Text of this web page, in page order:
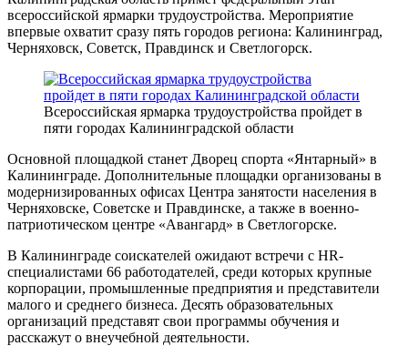
всероссийской ярмарки трудоустройства. Мероприятие
впервые охватит сразу пять городов региона: Калининград,
Черняховск, Советск, Правдинск и Светлогорск.
Всероссийская ярмарка трудоустройства пройдет в
пяти городах Калининградской области
Основной площадкой станет Дворец спорта «Янтарный» в
Калининграде. Дополнительные площадки организованы в
модернизированных офисах Центра занятости населения в
Черняховске, Советске и Правдинске, а также в военно-
патриотическом центре «Авангард» в Светлогорске.
В Калининграде соискателей ожидают встречи с HR-
специалистами 66 работодателей, среди которых крупные
корпорации, промышленные предприятия и представители
малого и среднего бизнеса. Десять образовательных
организаций представят свои программы обучения и
расскажут о внеучебной деятельности.